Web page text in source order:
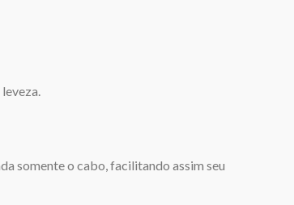
somente o cabo, facilitando assim seu